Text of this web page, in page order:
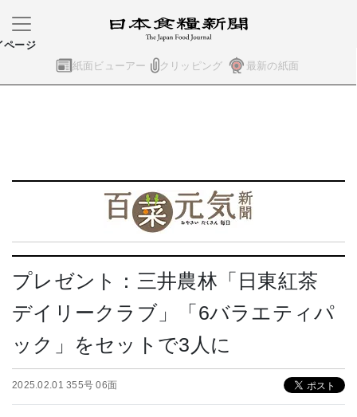
紙面ビューアー クリッピング 最新の紙面
ページ
プレゼント：三井農林「日東紅茶
デイリークラブ」「6バラエティパ
ック」をセットで3人に
2025.02.01 355号 06面